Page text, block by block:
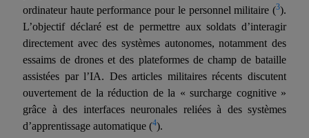
ordinateur haute performance pour le personnel militaire (3).
L’objectif déclaré est de permettre aux soldats d’interagir
directement avec des systèmes autonomes, notamment des
essaims de drones et des plateformes de champ de bataille
assistées par l’IA. Des articles militaires récents discutent
ouvertement de la réduction de la « surcharge cognitive »
grâce à des interfaces neuronales reliées à des systèmes
d’apprentissage automatique (4).